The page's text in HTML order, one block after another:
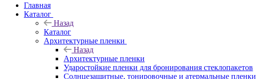
Главная
Каталог
Назад
Каталог
Архитектурные пленки
Назад
Архитектурные пленки
Ударостойкие пленки для бронирования стеклопакетов
Солнцезащитные, тонировочные и атермальные пленки